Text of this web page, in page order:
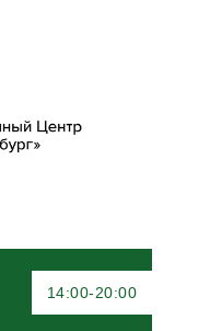
14:00-20:00